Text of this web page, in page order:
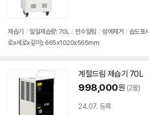
제습기 / 일일제습량: 70L / 만수알림 / 성에제거 / 습도표시
로x세로x깊이): 665x1020x565mm
계절드림 제습기 70L
998,000원 (2몰)
24.07. 등록